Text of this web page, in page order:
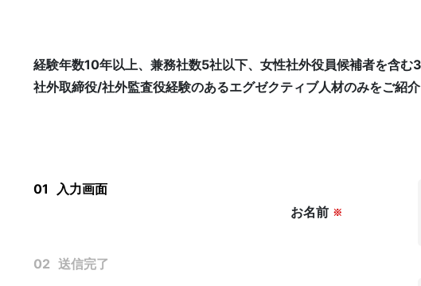
経験年数10年以上、兼務社数5社以下、女性社外役員候補者を含む
社外取締役/社外監査役経験のあるエグゼクティブ人材のみをご紹介
お名前 ※
01 入力画面
02 送信完了